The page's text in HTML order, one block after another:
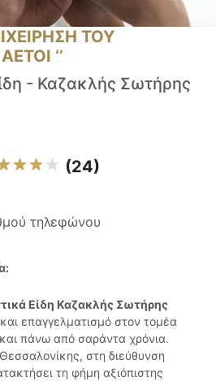
ΤΟΥ
‘’
- Καζακλής Σωτήρης
(24)
τηλεφώνου
Είδη Καζακλής Σωτήρης
επαγγελματισμό στον τομέα
πάνω από σαράντα χρόνια.
στη διεύθυνση
τη φήμη αξιόπιστης